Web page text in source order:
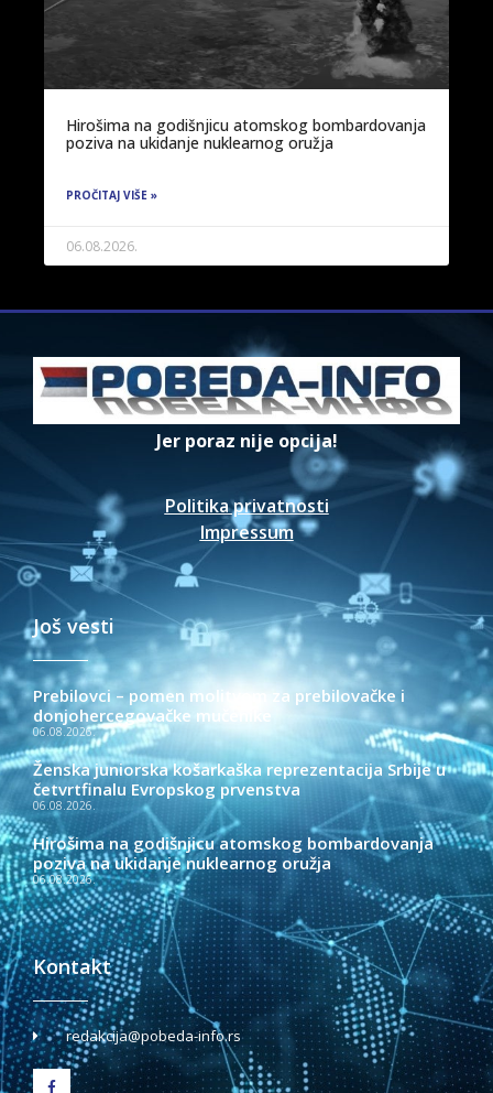
Hirošima na godišnjicu atomskog bombardovanja
poziva na ukidanje nuklearnog oružja
PROČITAJ VIŠE »
06.08.2026.
Jer poraz nije opcija!
Politika privatnosti
Impressum
Još vesti
Prebilovci – pomen molitvom za prebilovačke i
donjohercegovačke mučenike
06.08.2026.
Ženska juniorska košarkaška reprezentacija Srbije u
četvrtfinalu Evropskog prvenstva
06.08.2026.
Hirošima na godišnjicu atomskog bombardovanja
poziva na ukidanje nuklearnog oružja
06.08.2026.
Kontakt
redakcija@pobeda-info.rs